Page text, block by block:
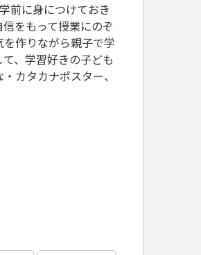
前に身につけておき
をもって授業にのぞ
作りながら親子で学
、学習好きの子ども
カタカナポスター、